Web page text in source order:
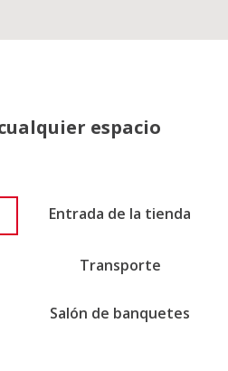
espacio
Entrada de la tienda
Transporte
Salón de banquetes